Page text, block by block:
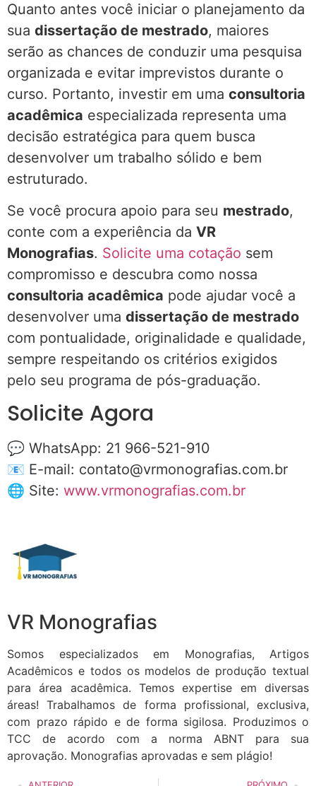
Quanto antes você iniciar o planejamento da
sua dissertação de mestrado, maiores
serão as chances de conduzir uma pesquisa
organizada e evitar imprevistos durante o
curso. Portanto, investir em uma consultoria
acadêmica especializada representa uma
decisão estratégica para quem busca
desenvolver um trabalho sólido e bem
estruturado.
Se você procura apoio para seu mestrado,
conte com a experiência da VR
Monografias. Solicite uma cotação sem
compromisso e descubra como nossa
consultoria acadêmica pode ajudar você a
desenvolver uma dissertação de mestrado
com pontualidade, originalidade e qualidade,
sempre respeitando os critérios exigidos
pelo seu programa de pós-graduação.
Solicite Agora
💬 WhatsApp: 21 966-521-910
📧 E-mail: contato@vrmonografias.com.br
🌐 Site: www.vrmonografias.com.br
VR Monografias
Somos especializados em Monografias, Artigos
Acadêmicos e todos os modelos de produção textual
para área acadêmica. Temos expertise em diversas
áreas! Trabalhamos de forma profissional, exclusiva,
com prazo rápido e de forma sigilosa. Produzimos o
TCC de acordo com a norma ABNT para sua
aprovação. Monografias aprovadas e sem plágio!